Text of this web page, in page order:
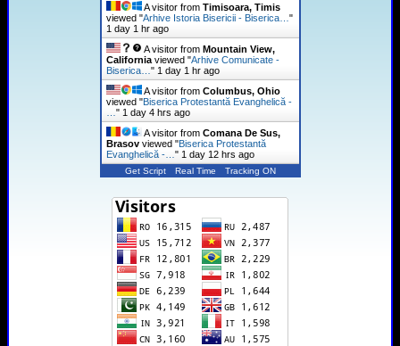
A visitor from Timisoara, Timis
viewed "Arhive Istoria Bisericii - Biserica… "
1 day 1 hr ago
A visitor from Mountain View,
Californiaviewed "Arhive Comunicate -
Biserica… " 1 day 1 hr ago
A visitor from Columbus, Ohio
viewed "Biserica Protestantă Evanghelică -
" 1 day 4 hrs ago
A visitor from Comana De Sus,
Brasovviewed "Biserica Protestantă
Evanghelică -… " 1 day 12 hrs ago
Get Script Real Time Tracking ON